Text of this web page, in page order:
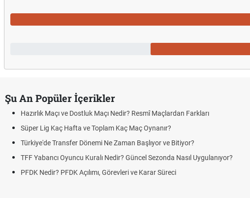
Şu An Popüler İçerikler
Hazırlık Maçı ve Dostluk Maçı Nedir? Resmî Maçlardan Farkları
Süper Lig Kaç Hafta ve Toplam Kaç Maç Oynanır?
Türkiye'de Transfer Dönemi Ne Zaman Başlıyor ve Bitiyor?
TFF Yabancı Oyuncu Kuralı Nedir? Güncel Sezonda Nasıl Uygulanıyor?
PFDK Nedir? PFDK Açılımı, Görevleri ve Karar Süreci